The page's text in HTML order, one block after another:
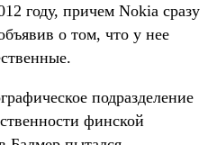
году, причем Nokia сразу
о том, что у нее
подразделение
финской